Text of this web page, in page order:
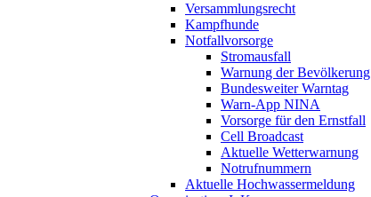
Versammlungsrecht
Kampfhunde
Notfallvorsorge
Stromausfall
Warnung der Bevölkerung
Bundesweiter Warntag
Warn-App NINA
Vorsorge für den Ernstfall
Cell Broadcast
Aktuelle Wetterwarnung
Notrufnummern
Aktuelle Hochwassermeldung